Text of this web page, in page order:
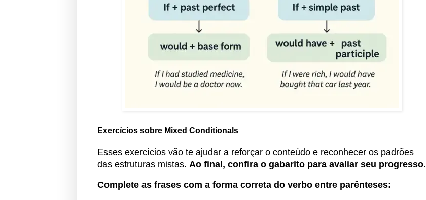
Exercícios sobre Mixed Conditionals
Esses exercícios vão te ajudar a reforçar o conteúdo e reconhecer os padrões
das estruturas mistas. Ao final, confira o gabarito para avaliar seu progresso.
Complete as frases com a forma correta do verbo entre parênteses: